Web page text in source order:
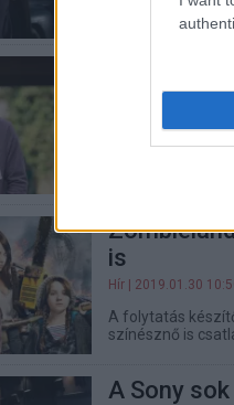
csapatát
| 2019.02.12 17:05
is
Hír | 2019.01.30
A folytatás
színésznő is
A Sony